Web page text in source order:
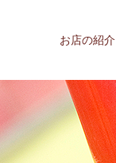
お店の紹介